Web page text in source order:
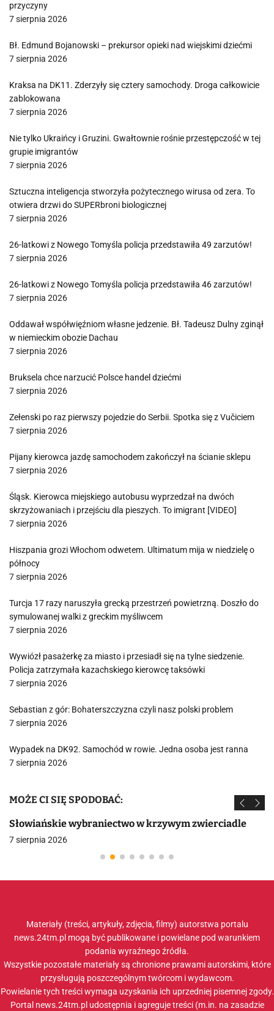
przyczyny
7 sierpnia 2026
Bł. Edmund Bojanowski – prekursor opieki nad wiejskimi dziećmi
7 sierpnia 2026
Kraksa na DK11. Zderzyły się cztery samochody. Droga całkowicie
zablokowana
7 sierpnia 2026
Nie tylko Ukraińcy i Gruzini. Gwałtownie rośnie przestępczość w tej
grupie imigrantów
7 sierpnia 2026
Sztuczna inteligencja stworzyła pożytecznego wirusa od zera. To
otwiera drzwi do SUPERbroni biologicznej
7 sierpnia 2026
26-latkowi z Nowego Tomyśla policja przedstawiła 49 zarzutów!
7 sierpnia 2026
26-latkowi z Nowego Tomyśla policja przedstawiła 46 zarzutów!
7 sierpnia 2026
Oddawał współwięźniom własne jedzenie. Bł. Tadeusz Dulny zginął
w niemieckim obozie Dachau
7 sierpnia 2026
Bruksela chce narzucić Polsce handel dziećmi
7 sierpnia 2026
Zełenski po raz pierwszy pojedzie do Serbii. Spotka się z Vučiciem
7 sierpnia 2026
Pijany kierowca jazdę samochodem zakończył na ścianie sklepu
7 sierpnia 2026
Śląsk. Kierowca miejskiego autobusu wyprzedzał na dwóch
skrzyżowaniach i przejściu dla pieszych. To imigrant [VIDEO]
7 sierpnia 2026
Hiszpania grozi Włochom odwetem. Ultimatum mija w niedzielę o
północy
7 sierpnia 2026
Turcja 17 razy naruszyła grecką przestrzeń powietrzną. Doszło do
symulowanej walki z greckim myśliwcem
7 sierpnia 2026
Wywiózł pasażerkę za miasto i przesiadł się na tylne siedzenie.
Policja zatrzymała kazachskiego kierowcę taksówki
7 sierpnia 2026
Sebastian z gór: Bohaterszczyzna czyli nasz polski problem
7 sierpnia 2026
Wypadek na DK92. Samochód w rowie. Jedna osoba jest ranna
7 sierpnia 2026
MOŻE CI SIĘ SPODOBAĆ:
Słowiańskie wybraniectwo w krzywym zwierciadle
7 sierpnia 2026
Materiały (treści, artykuły, zdjęcia, filmy) autorstwa portalu
news.24tm.pl mogą być publikowane i powielane pod warunkiem
podania wyraźnego źródła.
Wszystkie pozostałe materiały są chronione prawami autorskimi, które
przysługują poszczególnym twórcom i wydawcom.
Powielanie tych treści wymaga uzyskania ich uprzedniej pisemnej zgody.
Portal news.24tm.pl udostępnia i agreguje treści (m.in. na zasadzie